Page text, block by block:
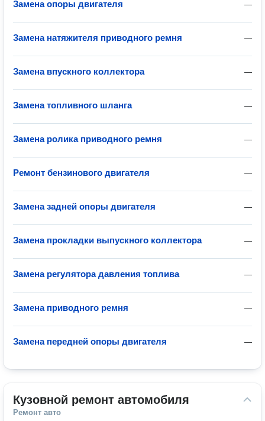
—
Замена опоры двигателя
—
Замена натяжителя приводного ремня
—
Замена впускного коллектора
—
Замена топливного шланга
—
Замена ролика приводного ремня
—
Ремонт бензинового двигателя
—
Замена задней опоры двигателя
—
Замена прокладки выпускного коллектора
—
Замена регулятора давления топлива
—
Замена приводного ремня
—
Замена передней опоры двигателя
Кузовной ремонт автомобиля
Ремонт авто